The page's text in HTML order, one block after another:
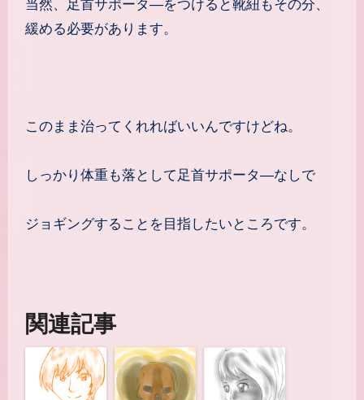
当然、足首サポータ―をつけると靴紐もその分、
緩める必要があります。
このまま治ってくれればいいんですけどね。
しっかり体重も落として足首サポータ―なしで
ジョギングすることを目指したいところです。
関連記事